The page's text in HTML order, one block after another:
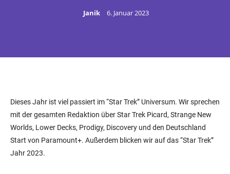
Janik 6. Januar 2023
Dieses Jahr ist viel passiert im “Star Trek” Universum. Wir sprechen
mit der gesamten Redaktion über Star Trek Picard, Strange New
Worlds, Lower Decks, Prodigy, Discovery und den Deutschland
Start von Paramount+. Außerdem blicken wir auf das “Star Trek”
Jahr 2023.